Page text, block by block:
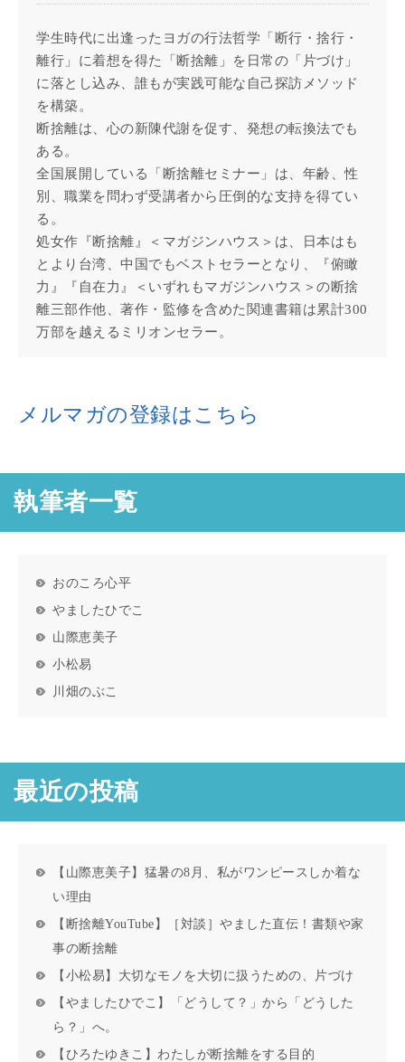
学生時代に出逢ったヨガの行法哲学「断行・捨行・
離行」に着想を得た「断捨離」を日常の「片づけ」
に落とし込み、誰もが実践可能な自己探訪メソッド
を構築。
断捨離は、心の新陳代謝を促す、発想の転換法でも
ある。
全国展開している「断捨離セミナー」は、年齢、性
別、職業を問わず受講者から圧倒的な支持を得てい
る。
処女作『断捨離』＜マガジンハウス＞は、日本はも
とより台湾、中国でもベストセラーとなり、『俯瞰
力』『自在力』＜いずれもマガジンハウス＞の断捨
離三部作他、著作・監修を含めた関連書籍は累計300
万部を越えるミリオンセラー。
メルマガの登録はこちら
執筆者一覧
おのころ心平
やましたひでこ
山際恵美子
小松易
川畑のぶこ
最近の投稿
【山際恵美子】猛暑の8月、私がワンピースしか着な
い理由
【断捨離YouTube】［対談］やました直伝！書類や家
事の断捨離
【小松易】大切なモノを大切に扱うための、片づけ
【やましたひでこ】「どうして？」から「どうした
ら？」へ。
【ひろたゆきこ】わたしが断捨離をする目的